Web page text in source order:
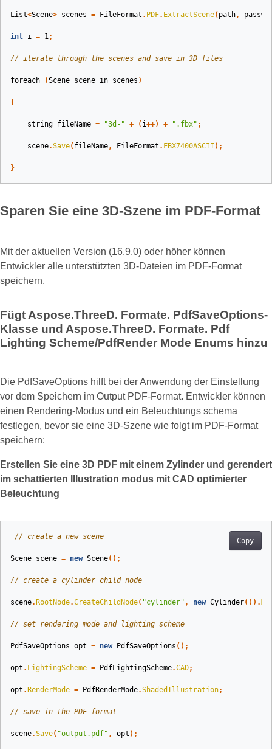
List<Scene> scenes = FileFormat . PDF. ExtractScene( path,
int i = 1;
// iterate through the scenes and save in 3D files
foreach (Scene scene in scenes )
{
string fileName = "3d-" + ( i++) + ".fbx" ;
scene.Save( fileName, FileFormat . FBX7400ASCII );
}
Sparen Sie eine 3D-Szene im PDF-Format
Mit der aktuellen Version (16.9.0) oder höher können
Entwickler alle unterstützten 3D-Dateien im PDF-Format
speichern.
Fügt Aspose.ThreeD. Formate. PdfSaveOptions-
Klasse und Aspose.ThreeD. Formate. Pdf
Lighting Scheme/PdfRender Mode Enums hinzu
Die PdfSaveOptions hilft bei der Anwendung der Einstellung
vor dem Speichern im Output PDF-Format. Entwickler können
einen Rendering-Modus und ein Beleuchtungs schema
festlegen, bevor sie eine 3D-Szene wie folgt im PDF-Format
speichern:
Erstellen Sie eine 3D PDF mit einem Zylinder und gerendert
im schattierten Illustration modus mit CAD optimierter
Beleuchtung
Copy
// create a new scene
Scene scene = new Scene();
// create a cylinder child node
scene. RootNode.CreateChildNode( "cylinder" , new Cylinder()).
// set rendering mode and lighting scheme
PdfSaveOptions opt = new PdfSaveOptions ();
opt . LightingScheme = PdfLightingScheme.CAD;
opt . RenderMode = PdfRenderMode.ShadedIllustration;
// save in the PDF format
scene.Save( "output.pdf" , opt );